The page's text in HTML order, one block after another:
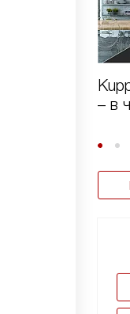
– в